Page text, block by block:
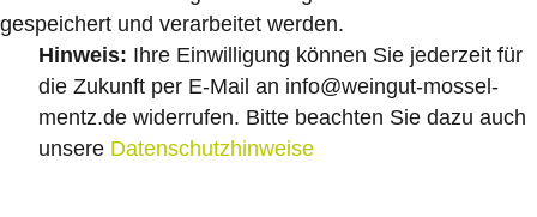
gespeichert und verarbeitet werden.
Hinweis: Ihre Einwilligung können Sie jederzeit für
die Zukunft per E-Mail an info@weingut-mossel-
mentz.de widerrufen. Bitte beachten Sie dazu auch
unsere Datenschutzhinweise